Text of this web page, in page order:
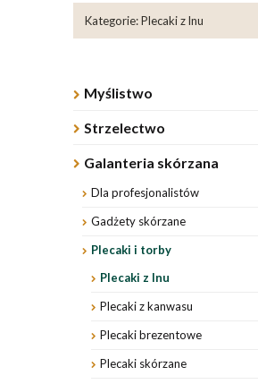
Kategorie: Plecaki z lnu
Myślistwo
Strzelectwo
Galanteria skórzana
Dla profesjonalistów
Gadżety skórzane
Plecaki i torby
Plecaki z lnu
Plecaki z kanwasu
Plecaki brezentowe
Plecaki skórzane